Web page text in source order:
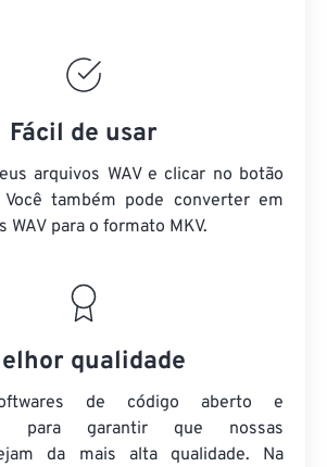
Fácil de usar
arquivos WAV e clicar no botão
também pode converter em
WAV para o formato MKV.
qualidade
de código aberto e
para garantir que nossas
da mais alta qualidade. Na